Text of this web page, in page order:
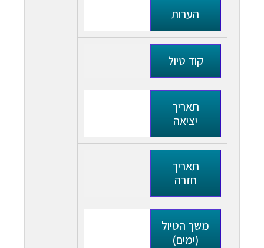
הערות
קוד טיול
תאריך
יציאה
תאריך
חזרה
משך הטיול
(ימים)